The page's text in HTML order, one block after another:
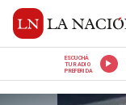
ESCUCHÁ
TU RADIO
PREFERIDA